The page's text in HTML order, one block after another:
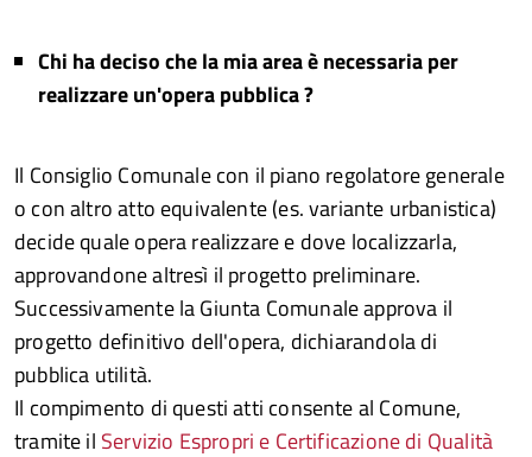
Whatsapp
Chi ha deciso che la mia area è necessaria per
realizzare un'opera pubblica ?
Il Consiglio Comunale con il piano regolatore generale
o con altro atto equivalente (es. variante urbanistica)
decide quale opera realizzare e dove localizzarla,
approvandone altresì il progetto preliminare.
Successivamente la Giunta Comunale approva il
progetto definitivo dell'opera, dichiarandola di
pubblica utilità.
Il compimento di questi atti consente al Comune,
tramite il Servizio Espropri e Certificazione di Qualità